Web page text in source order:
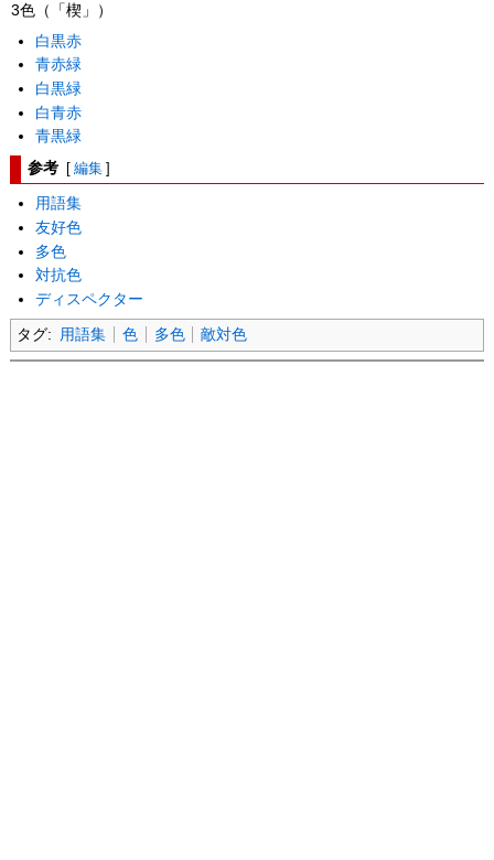
3色（「楔」）
白黒赤
青赤緑
白黒緑
白青赤
青黒緑
参考 [ 編集 ]
用語集
友好色
多色
対抗色
ディスペクター
タグ: 用語集 色 多色 敵対色